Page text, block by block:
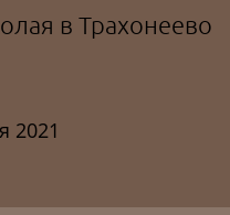
в Трахонеево
2021